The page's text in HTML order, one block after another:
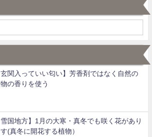
玄関入っていい匂い】芳香剤ではなく自然の
の香りを使う
雪国地方】1月の大寒・真冬でも咲く花があり
す(真冬に開花する植物）